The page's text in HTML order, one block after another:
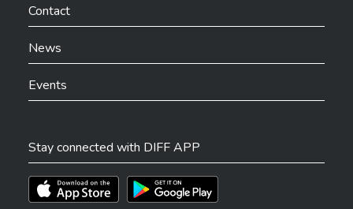
Numéro
Code postal
Contact
News
Events
Stay connected with DIFF APP
Téléchargez l'app sur l'App StoreTéléchargez l'app sur Play Store